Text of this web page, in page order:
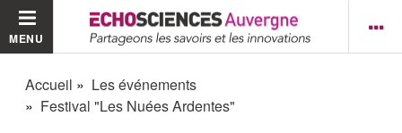
MENU
Accueil
Les événements
Festival "Les Nuées Ardentes"